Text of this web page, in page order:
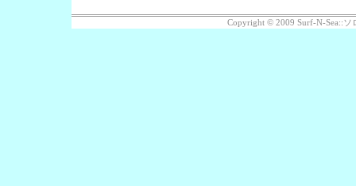
Copyright © 2009 Surf-N-Sea::